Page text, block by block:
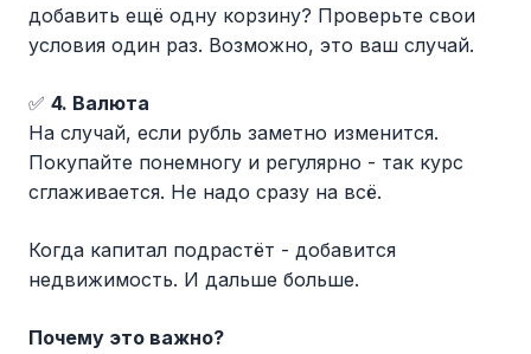
добавить ещё одну корзину? Проверьте свои
условия один раз. Возможно, это ваш случай.
✅ 4. Валюта
На случай, если рубль заметно изменится.
Покупайте понемногу и регулярно - так курс
сглаживается. Не надо сразу на всё.
Когда капитал подрастёт - добавится
недвижимость. И дальше больше.
Почему это важно?